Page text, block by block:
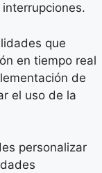
que
en tiempo real
de
el uso de la
personalizar